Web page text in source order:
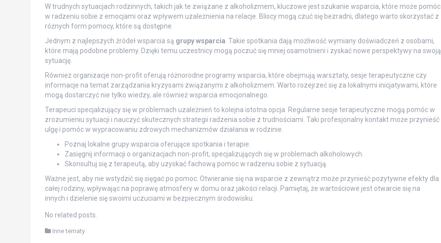
W trudnych sytuacjach rodzinnych, takich jak te związane z alkoholizmem, kluczowe jest szukanie wsparcia, które może pomóc
w radzeniu sobie z emocjami oraz wpływem uzależnienia na relacje. Bliscy mogą czuć się bezradni, dlatego warto skorzystać z
różnych form pomocy, które są dostępne.
Jednym z najlepszych źródeł wsparcia są grupy wsparcia . Takie spotkania dają możliwość wymiany doświadczeń z osobami,
które mają podobne problemy. Dzięki temu uczestnicy mogą poczuć się mniej osamotnieni i zyskać nowe perspektywy na swoją
sytuację.
Również organizacje non-profit oferują różnorodne programy wsparcia, które obejmują warsztaty, sesje terapeutyczne czy
informacje na temat zarządzania kryzysami związanymi z alkoholizmem. Warto rozejrzeć się za lokalnymi inicjatywami, które
mogą dostarczyć nie tylko wiedzy, ale również wsparcia emocjonalnego.
Terapeuci specjalizujący się w problemach uzależnień to kolejna istotna opcja. Regularne sesje terapeutyczne mogą pomóc w
zrozumieniu sytuacji i nauczyć skutecznych strategii radzenia sobie z trudnościami. Taki profesjonalny kontakt może przynieść
ulgę i pomóc w wypracowaniu zdrowych mechanizmów działania w rodzinie.
Poznaj lokalne grupy wsparcia oferujące spotkania i terapie.
Zasięgnij informacji o organizacjach non-profit, specjalizujących się w problemach alkoholowych.
Skonsultuj się z terapeutą, aby uzyskać fachową pomoc w radzeniu sobie z sytuacją.
Ważne jest, aby nie wstydzić się sięgać po pomoc. Otwieranie się na wsparcie z zewnątrz może przynieść pozytywne efekty dla
całej rodziny, wpływając na poprawę atmosfery w domu oraz jakości relacji. Pamiętaj, że wartościowe jest otwarcie się na
innych i dzielenie się swoimi uczuciami w bezpiecznym środowisku.
No related posts.
Inne tematy